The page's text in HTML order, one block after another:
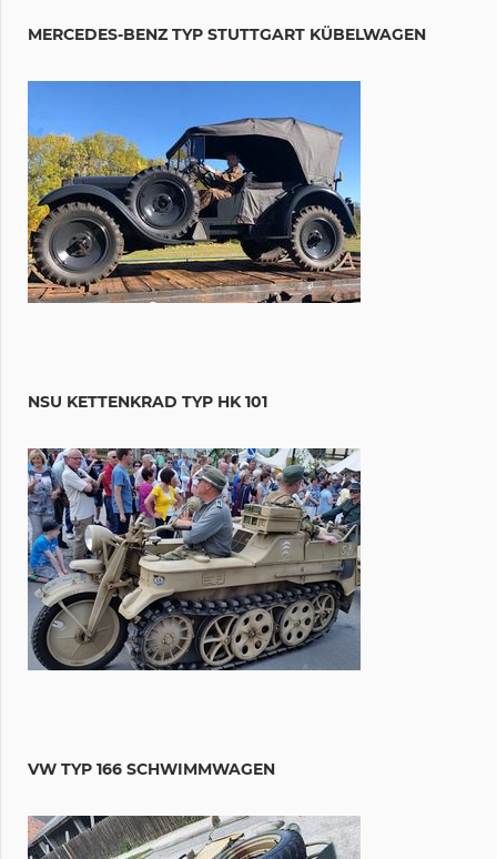
MERCEDES-BENZ TYP STUTTGART KÜBELWAGEN
NSU KETTENKRAD TYP HK 101
VW TYP 166 SCHWIMMWAGEN